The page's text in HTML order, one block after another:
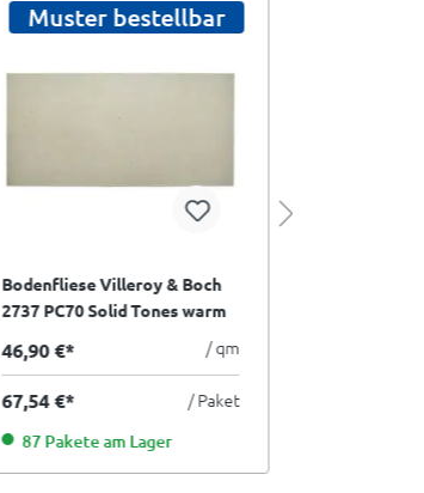
Muster bestellbar
Bodenfliese Villeroy & Boch
2737 PC70 Solid Tones warm
I.Sorte
46,90 €* / qm
67,54 €* / Paket
87 Pakete am Lager